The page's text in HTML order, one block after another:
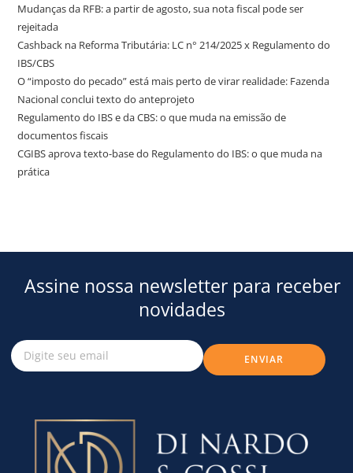
Mudanças da RFB: a partir de agosto, sua nota fiscal pode ser
rejeitada
Cashback na Reforma Tributária: LC n° 214/2025 x Regulamento do
IBS/CBS
O “imposto do pecado” está mais perto de virar realidade: Fazenda
Nacional conclui texto do anteprojeto
Regulamento do IBS e da CBS: o que muda na emissão de
documentos fiscais
CGIBS aprova texto-base do Regulamento do IBS: o que muda na
prática
Assine nossa newsletter para receber
novidades
ENVIAR